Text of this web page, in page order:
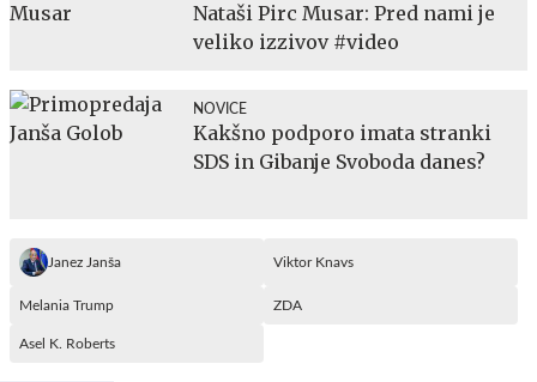
Nataši Pirc Musar: Pred nami je
veliko izzivov #video
NOVICE
Kakšno podporo imata stranki
SDS in Gibanje Svoboda danes?
Janez Janša Viktor Knavs
Melania Trump ZDA
Asel K. Roberts